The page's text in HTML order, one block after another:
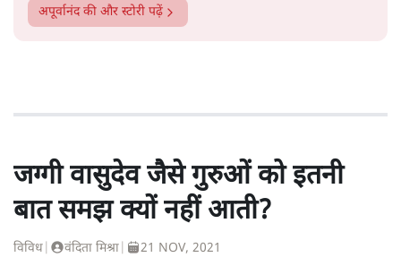
अपूर्वानंदकी और स्टोरी पढ़ें
जग्गी वासुदेव जैसे गुरुओं को इतनी
बात समझ क्यों नहीं आती?
विविध वंदिता मिश्रा 21 NOV, 2021